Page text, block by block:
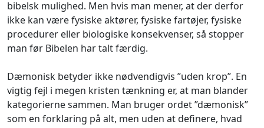
bibelsk mulighed. Men hvis man mener, at der derfor
ikke kan være fysiske aktører, fysiske fartøjer, fysiske
procedurer eller biologiske konsekvenser, så stopper
man før Bibelen har talt færdig.
Dæmonisk betyder ikke nødvendigvis ”uden krop”. En
vigtig fejl i megen kristen tænkning er, at man blander
kategorierne sammen. Man bruger ordet ”dæmonisk”
som en forklaring på alt, men uden at definere, hvad